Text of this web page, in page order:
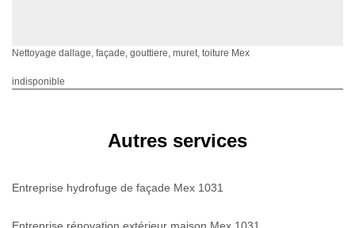
Nettoyage dallage, façade, gouttiere, muret, toiture Mex
indisponible
Autres services
Entreprise hydrofuge de façade Mex 1031